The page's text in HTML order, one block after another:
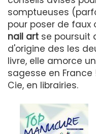
somptueuses
pour poser de faux
nail art se poursuit
d'origine des les
livre, elle amorce
sagesse en France
Cie, en librairies.